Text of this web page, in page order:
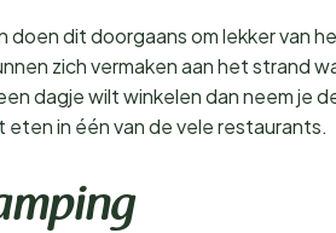
dit doorgaans om lekker van
zich vermaken aan het strand
dagje wilt winkelen dan neem je
eten in één van de vele restaurants.